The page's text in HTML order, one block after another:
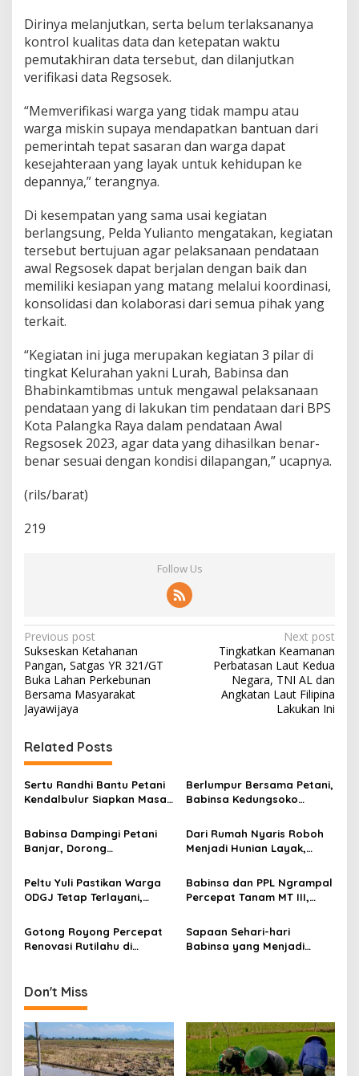
Dirinya melanjutkan, serta belum terlaksananya
kontrol kualitas data dan ketepatan waktu
pemutakhiran data tersebut, dan dilanjutkan
verifikasi data Regsosek.
“Memverifikasi warga yang tidak mampu atau
warga miskin supaya mendapatkan bantuan dari
pemerintah tepat sasaran dan warga dapat
kesejahteraan yang layak untuk kehidupan ke
depannya,” terangnya.
Di kesempatan yang sama usai kegiatan
berlangsung, Pelda Yulianto mengatakan, kegiatan
tersebut bertujuan agar pelaksanaan pendataan
awal Regsosek dapat berjalan dengan baik dan
memiliki kesiapan yang matang melalui koordinasi,
konsolidasi dan kolaborasi dari semua pihak yang
terkait.
“Kegiatan ini juga merupakan kegiatan 3 pilar di
tingkat Kelurahan yakni Lurah, Babinsa dan
Bhabinkamtibmas untuk mengawal pelaksanaan
pendataan yang di lakukan tim pendataan dari BPS
Kota Palangka Raya dalam pendataan Awal
Regsosek 2023, agar data yang dihasilkan benar-
benar sesuai dengan kondisi dilapangan,” ucapnya.
(rils/barat)
219
Follow Us
P
o
s
t
a
v
i
a
i
o
n
Previous post
Sukseskan Ketahanan
Pangan, Satgas YR 321/GT
Buka Lahan Perkebunan
Bersama Masyarakat
Jayawijaya
Next post
Tingkatkan Keamanan
Perbatasan Laut Kedua
Negara, TNI AL dan
Angkatan Laut Filipina
Lakukan Ini
Related Posts
Sertu Randhi Bantu Petani
Kendalbulur Siapkan Masa
Berlumpur Bersama Petani,
Babinsa Kedungsoko
untuk Ketahanan Pangan
Babinsa Dampingi Petani
Banjar, Dorong
Ketahanan Pangan
Dari Rumah Nyaris Roboh
Menjadi Hunian Layak,
Wujudkan Harapan Ibu Feri
Peltu Yuli Pastikan Warga
ODGJ Tetap Terlayani,
Tengah Masyarakat
Babinsa dan PPL Ngrampal
Percepat Tanam MT III,
Tanam di Sragen
Gotong Royong Percepat
Renovasi Rutilahu di
Warga
Sapaan Sehari-hari
Babinsa yang Menjadi
Don't Miss